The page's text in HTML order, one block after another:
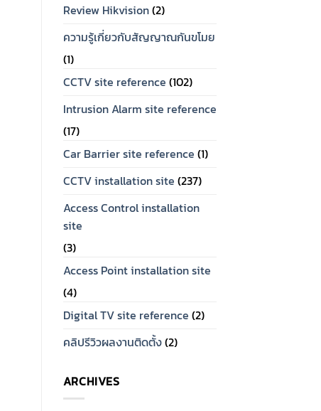
ฮาร์ดดิส กล้องวงจรปิด
สำหรับกล้องวงจรปิด 4 TB
ยี่ห้อ Seagate
Review Hikvision(2)
ความรู้เกี่ยวกับสัญญาณกันขโมย
(1)
CCTV site reference (102)
Intrusion Alarm site reference
(17)
Car Barrier site reference (1)
CCTV installation site (237)
Access Control installation
site
(3)
Access Point installation site
(4)
Digital TV site reference (2)
คลิปรีวิวผลงานติดตั้ง(2)
ARCHIVES